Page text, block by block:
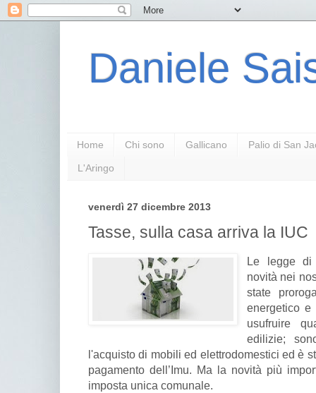
Daniele
Home Chi sono Gallicano Palio di San
L'Aringo
venerdì 27 dicembre 2013
Tasse, sulla casa arriva la IUC
Le legge di
novità nei
state
energetico
usufruire
edilizie;
l'acquisto di mobili ed elettrodomestici ed è
pagamento dell’Imu. Ma la novità più
imposta unica comunale.